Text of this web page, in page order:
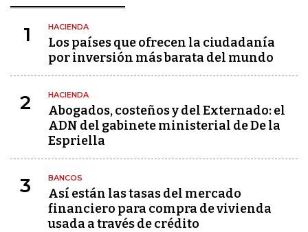
1 HACIENDA
Los países que ofrecen la ciudadanía
por inversión más barata del mundo
2 HACIENDA
Abogados, costeños y del Externado: el
ADN del gabinete ministerial de De la
Espriella
3 BANCOS
Así están las tasas del mercado
financiero para compra de vivienda
usada a través de crédito